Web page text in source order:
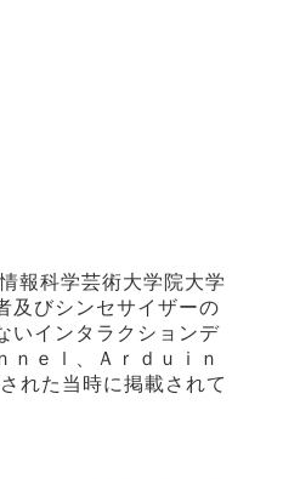
報科学芸術大学院大学
及びシンセサイザーの
いインタラクションデ
ｎｅｌ、Ａｒｄｕｉｎ
れた当時に掲載されて